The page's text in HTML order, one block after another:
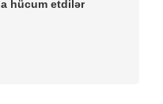
hücum etdilər